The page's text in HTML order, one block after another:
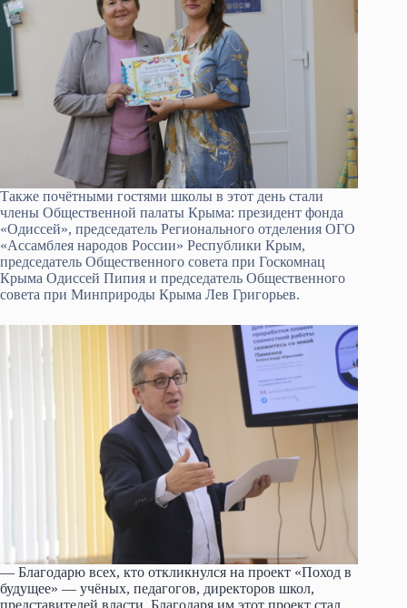
Также почётными гостями школы в этот день стали
члены Общественной палаты Крыма: президент фонда
«Одиссей», председатель Регионального отделения ОГО
«Ассамблея народов России» Республики Крым,
председатель Общественного совета при Госкомнац
Крыма Одиссей Пипия и председатель Общественного
совета при Минприроды Крыма Лев Григорьев.
— Благодарю всех, кто откликнулся на проект «Поход в
будущее» — учёных, педагогов, директоров школ,
представителей власти. Благодаря им этот проект стал